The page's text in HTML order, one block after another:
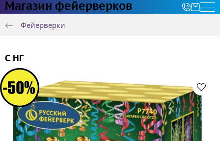
Магазин фейерверков
Фейерверки
С НГ